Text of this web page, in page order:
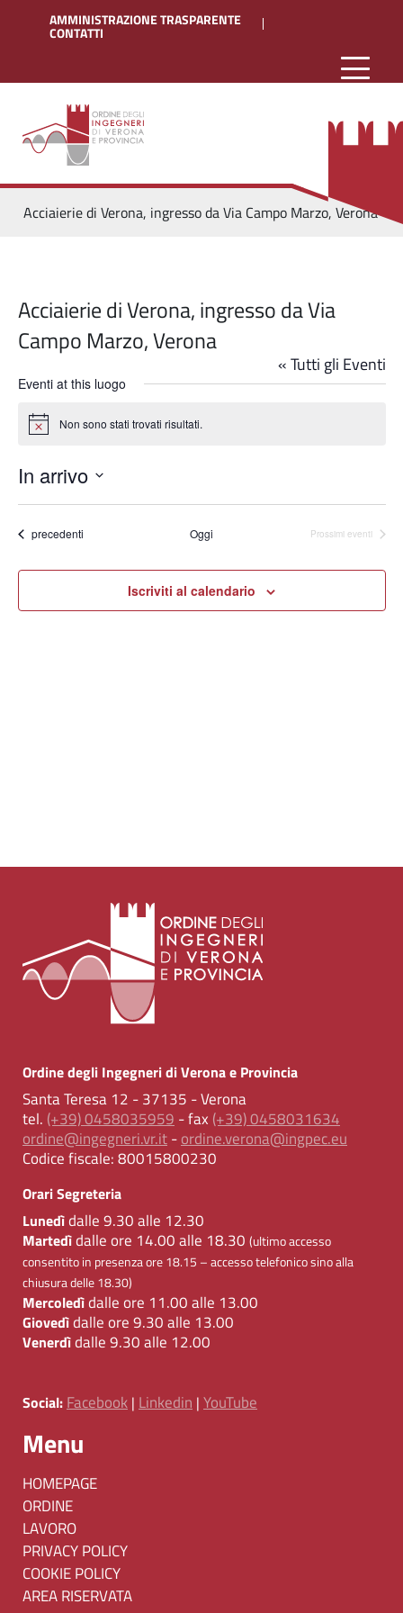
AMMINISTRAZIONE TRASPARENTE
CONTATTI
Acciaierie di Verona, ingresso da Via Campo Marzo, Verona
Acciaierie di Verona, ingresso da Via
Campo Marzo, Verona
« Tutti gli Eventi
Eventi at this luogo
Notice Non sono stati trovati risultati.
In arrivo
data.
Eventi
precedenti Oggi Prossimi eventi
Iscriviti al calendario
Ordine degli Ingegneri di Verona e Provincia
Santa Teresa 12 - 37135 - Verona
tel. (+39) 0458035959 - fax (+39) 0458031634
ordine@ingegneri.vr.it-ordine.verona@ingpec.eu
Codice fiscale:80015800230
Orari Segreteria
Lunedìdalle 9.30 alle 12.30
Martedìdalle ore 14.00 alle 18.30 (ultimo accesso
consentito in presenza ore 18.15 – accesso telefonico sino alla
chiusura delle 18.30)
Mercoledìdalle ore 11.00 alle 13.00
Giovedìdalle ore 9.30 alle 13.00
Venerdìdalle 9.30 alle 12.00
Social: Facebook | Linkedin | YouTube
Menu
HOMEPAGE
ORDINE
LAVORO
PRIVACY POLICY
COOKIE POLICY
AREA RISERVATA